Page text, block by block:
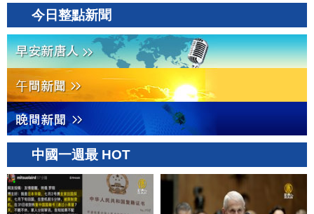
今日整點新聞
中國一週最 HOT